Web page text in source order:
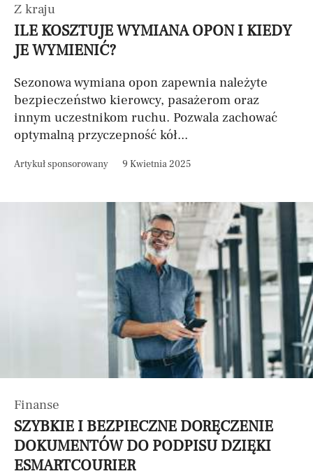
Z kraju
ILE KOSZTUJE WYMIANA OPON I KIEDY
JE WYMIENIĆ?
Sezonowa wymiana opon zapewnia należyte
bezpieczeństwo kierowcy, pasażerom oraz
innym uczestnikom ruchu. Pozwala zachować
optymalną przyczepność kół...
Artykuł sponsorowany 9 Kwietnia 2025
Finanse
SZYBKIE I BEZPIECZNE DORĘCZENIE
DOKUMENTÓW DO PODPISU DZIĘKI
ESMARTCOURIER